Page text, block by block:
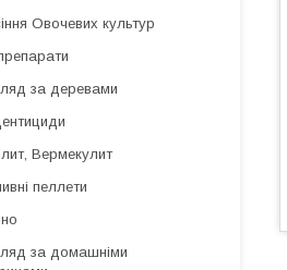
Овочевих культур
за деревами
Вермекулит
пеллети
за домашніми